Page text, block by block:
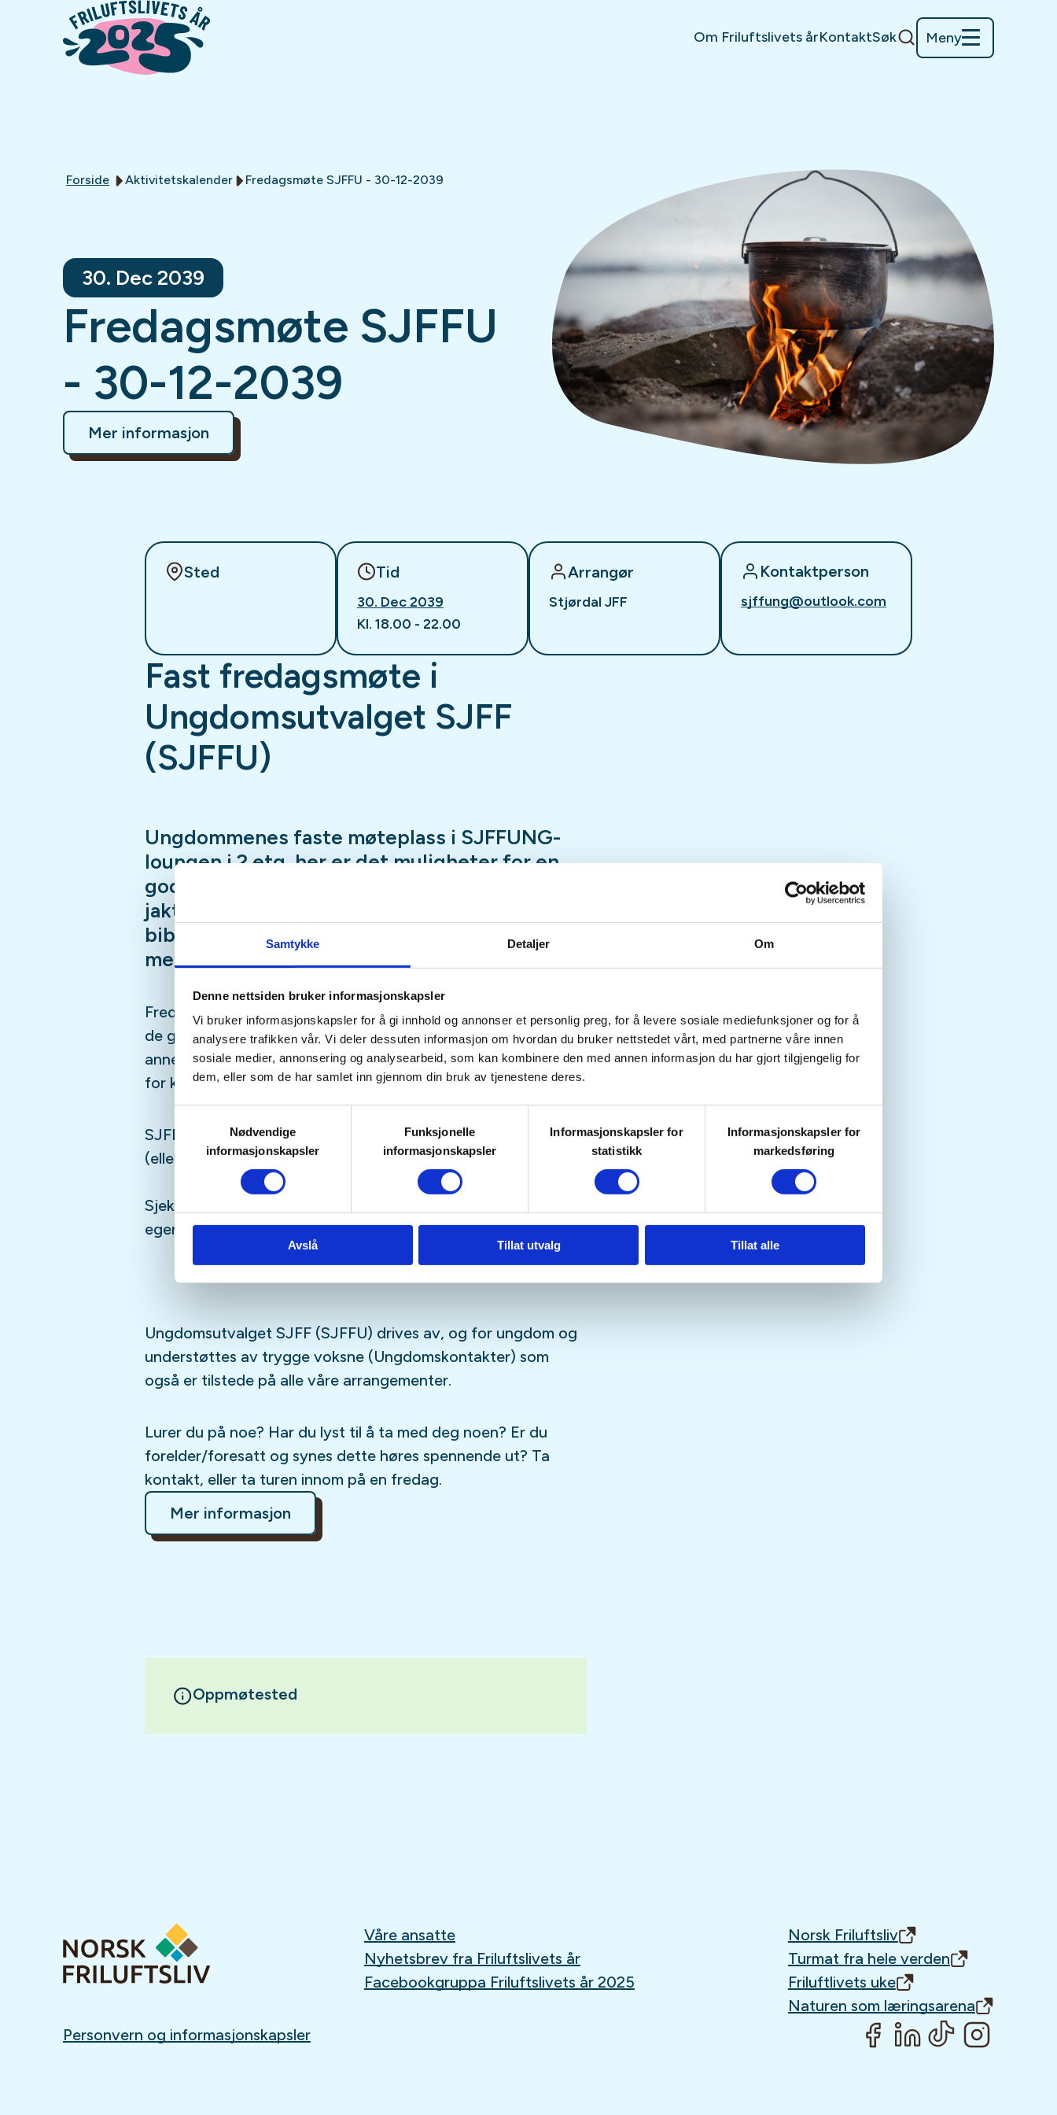
Samtykke Detaljer Om
Denne nettsiden bruker informasjonskapsler
Vi bruker informasjonskapsler for å gi innhold og annonser et personlig preg, for å levere sosiale mediefunksjoner og for å
analysere trafikken vår. Vi deler dessuten informasjon om hvordan du bruker nettstedet vårt, med partnerne våre innen
sosiale medier, annonsering og analysearbeid, som kan kombinere den med annen informasjon du har gjort tilgjengelig for
dem, eller som de har samlet inn gjennom din bruk av tjenestene deres.
Nødvendige
informasjonskapsler
Funksjonelle
informasjonskapsler
Informasjonskapsler for
statistikk
Informasjonskapsler for
markedsføring
Avslå Tillat utvalg Tillat alle
Om Friluftslivets årKontaktSøk Meny
Forside Aktivitetskalender Fredagsmøte SJFFU - 30-12-2039
30. Dec 2039
Fredagsmøte SJFFU
- 30-12-2039
Mer informasjon
Sted Tid
30. Dec 2039
Kl. 18.00 - 22.00
Arrangør
Stjørdal JFF
Kontaktperson
sjffung@outlook.com
Fast fredagsmøte i
Ungdomsutvalget SJFF
(SJFFU)
Ungdommenes faste møteplass i SJFFUNG-
loungen i 2.etg, her er det muligheter for en
god prat i godt selskap, luftgeværskyting,
jaktsimulator, biljard, en tur innom utvalgets
bibliotek, Podcast-innspilling og mye, mye
mer
Fredagsmøtene er fast, hver fredag hele året med unntak av
de gangene vi er borte på fisketurer, hytteturer, jakt eller
annet moro, følg med i aktivitetskalender og på sosiale medier
for kommende aktiviteter!
SJFFUNGs arrangementer er rusfrie, og er for deg som er
(eller har lyst til å bli)barn/ungdomsmedlem(opp til 26år)
Sjekk gjerne ut
egen
podcastpå din favoritt-streamingplattform.
Ungdomsutvalget SJFF (SJFFU) drives av, og for ungdom og
understøttes av trygge voksne (Ungdomskontakter) som
også er tilstede på alle våre arrangementer.
Lurer du på noe? Har du lyst til å ta med deg noen? Er du
forelder/foresatt og synes dette høres spennende ut? Ta
kontakt, eller ta turen innom på en fredag.
Mer informasjon
Oppmøtested
Våre ansatte
Nyhetsbrev fra Friluftslivets år
Facebookgruppa Friluftslivets år 2025
Norsk Friluftsliv
Turmat fra hele verden
Friluftlivets uke
Naturen som læringsarena
Personvern og informasjonskapsler